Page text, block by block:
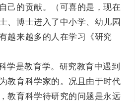
己的贡献。（可喜的是，现在
、博士进入了中小学、幼儿园
越来越多的人在学习《研究
学是教育学。研究教育中遇到
教育科学家的。况且由于时代
教育科学待研究的问题是永远